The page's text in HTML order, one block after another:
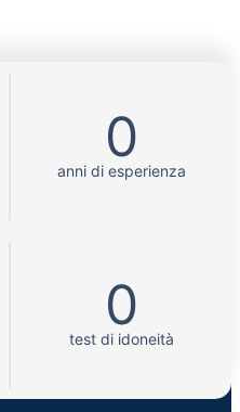
0
anni di esperienza
0
test di idoneità